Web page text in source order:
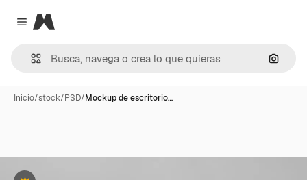
Close menu
Magnific
Inicio/stock/PSD/Mockup de escritorio…